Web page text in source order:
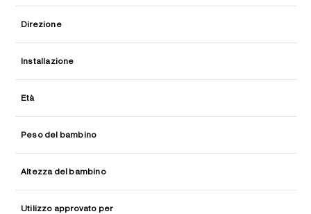
Direzione
Installazione
Età
Peso del bambino
Altezza del bambino
Utilizzo approvato per